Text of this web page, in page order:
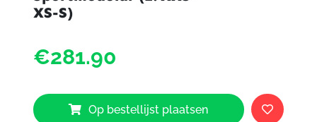
XS-S)
€281.90
Op bestellijst plaatsen